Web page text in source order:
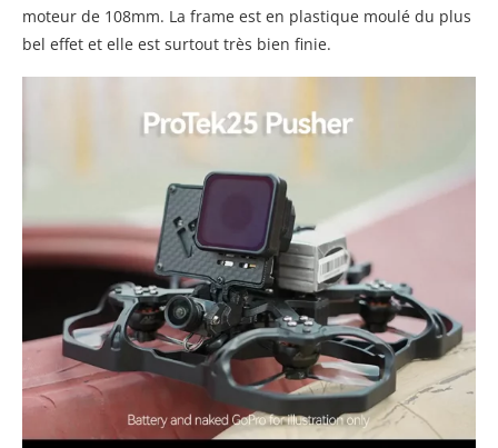
moteur de 108mm. La frame est en plastique moulé du plus
bel effet et elle est surtout très bien finie.